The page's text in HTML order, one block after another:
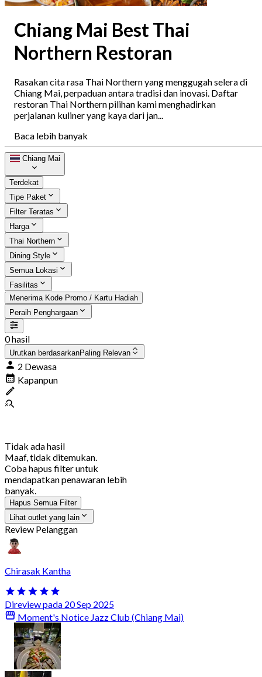
Chiang Mai Best Thai
Northern Restoran
Rasakan cita rasa Thai Northern yang menggugah selera di
Chiang Mai, perpaduan antara tradisi dan inovasi. Daftar
restoran Thai Northern pilihan kami menghadirkan
perjalanan kuliner yang kaya dari jan...
Baca lebih banyak
Chiang Mai
Terdekat
Tipe Paket
Filter Teratas
Harga
Thai Northern
Dining Style
Semua Lokasi
Fasilitas
Menerima Kode Promo / Kartu Hadiah
Peraih Penghargaan
0 hasil
Urutkan berdasarkanPaling Relevan
2 Dewasa
Kapanpun
Tidak ada hasil
Maaf, tidak ditemukan.
Coba hapus filter untuk
mendapatkan penawaran lebih
banyak.
Hapus Semua Filter
Lihat outlet yang lain
Review Pelanggan
Chirasak Kantha
Direview pada 20 Sep 2025
Moment's Notice Jazz Club (Chiang Mai)